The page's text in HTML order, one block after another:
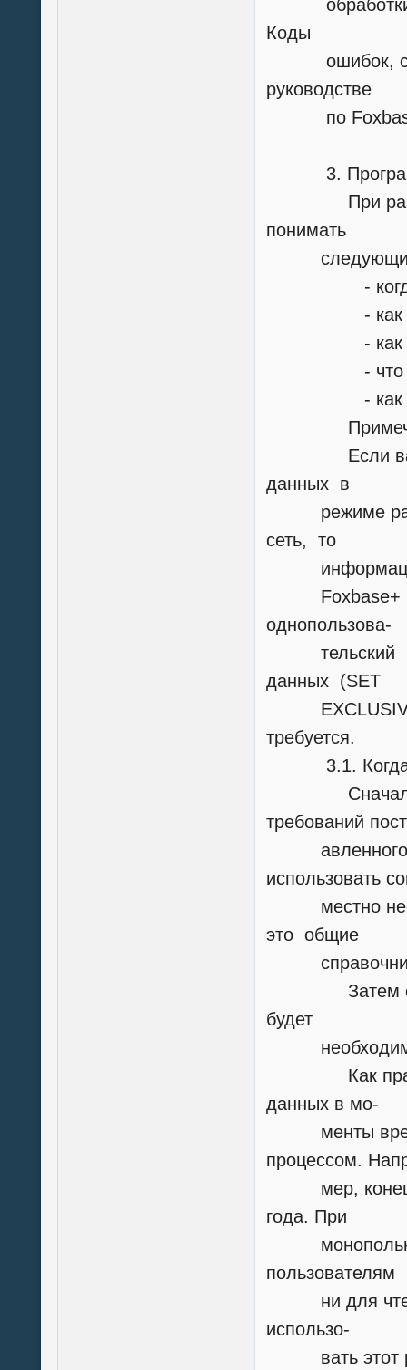
обработки
Коды
ошибок,
руководстве
по
3.
При
понимать
следующие
- когда
- как
- как
- что
- как
Если ваша
данных в
режиме
сеть, то
информация,
Foxbase+ и
однопользова-
тельский
данных (SET
EXCLUSIVE
требуется.
3.1. Когда
Сначала вы
требований
авленного
использовать
местно
это общие
Затем
будет
необходимо
Как
данных в мо-
менты
процессом.
мер, конец
года. При
монопольном
пользователям
ни для
использо-
вать этот